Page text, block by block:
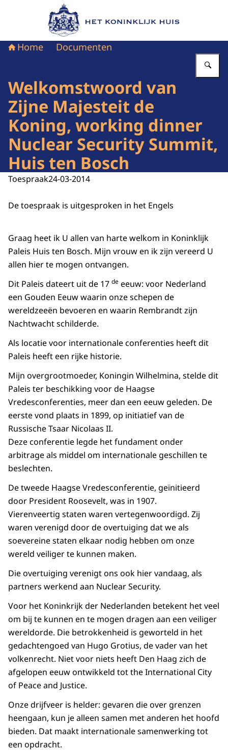
Naar de homepage van Het Koninklijk Huis
Home Documenten
Welkomstwoord van
Zijne Majesteit de
Koning, working dinner
Nuclear Security Summit,
Huis ten Bosch
Toespraak24-03-2014
De toespraak is uitgesproken in het Engels
Graag heet ik U allen van harte welkom in Koninklijk
Paleis Huis ten Bosch. Mijn vrouw en ik zijn vereerd U
allen hier te mogen ontvangen.
Dit Paleis dateert uit de 17 de eeuw: voor Nederland
een Gouden Eeuw waarin onze schepen de
wereldzeeën bevoeren en waarin Rembrandt zijn
Nachtwacht schilderde.
Als locatie voor internationale conferenties heeft dit
Paleis heeft een rijke historie.
Mijn overgrootmoeder, Koningin Wilhelmina, stelde dit
Paleis ter beschikking voor de Haagse
Vredesconferenties, meer dan een eeuw geleden. De
eerste vond plaats in 1899, op initiatief van de
Russische Tsaar Nicolaas II.
Deze conferentie legde het fundament onder
arbitrage als middel om internationale geschillen te
beslechten.
De tweede Haagse Vredesconferentie, geïnitieerd
door President Roosevelt, was in 1907.
Vierenveertig staten waren vertegenwoordigd. Zij
waren verenigd door de overtuiging dat we als
soevereine staten elkaar nodig hebben om onze
wereld veiliger te kunnen maken.
Die overtuiging verenigt ons ook hier vandaag, als
partners werkend aan Nuclear Security.
Voor het Koninkrijk der Nederlanden betekent het veel
om bij te kunnen en te mogen dragen aan een veiliger
wereldorde. Die betrokkenheid is geworteld in het
gedachtengoed van Hugo Grotius, de vader van het
volkenrecht. Niet voor niets heeft Den Haag zich de
afgelopen eeuw ontwikkeld tot the International City
of Peace and Justice.
Onze drijfveer is helder: gevaren die over grenzen
heengaan, kun je alleen samen met anderen het hoofd
bieden. Dat maakt internationale samenwerking tot
een opdracht.